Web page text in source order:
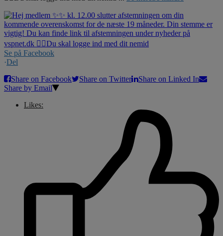
Se på Facebook
·Del
Share on Facebook
Share on Twitter
Share on Linked In
Share by Email
Likes: